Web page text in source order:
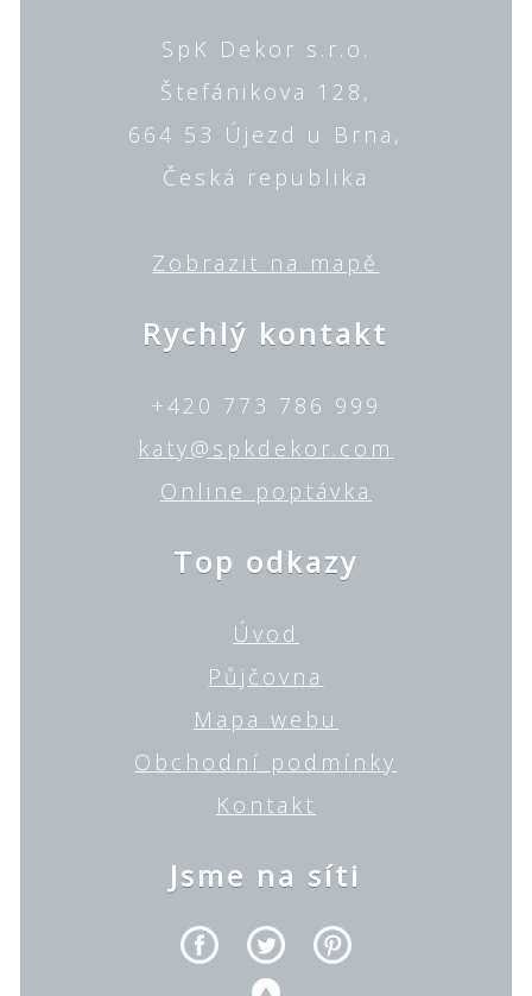
SpK Dekor s.r.o.
Štefánikova 128,
664 53 Újezd u Brna,
Česká republika
Zobrazit na mapě
Rychlý kontakt
+420 773 786 999
katy@spkdekor.com
Online poptávka
Top odkazy
Úvod
Půjčovna
Mapa webu
Obchodní podmínky
Kontakt
Jsme na síti